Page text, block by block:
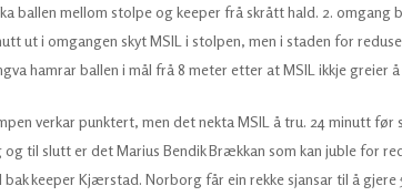
ballen mellom stolpe og keeper frå skrått hald. 2.
ut i omgangen skyt MSIL i stolpen, men i staden for
hamrar ballen i mål frå 8 meter etter at MSIL ikkje greier
verkar punktert, men det nekta MSIL å tru. 24 minutt
og til slutt er det Marius Bendik Brækkan som kan juble for
bak keeper Kjærstad. Norborg får ein rekke sjansar til å gjere